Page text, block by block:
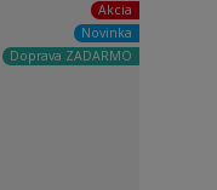
Akcia
Novinka
Doprava ZADARMO